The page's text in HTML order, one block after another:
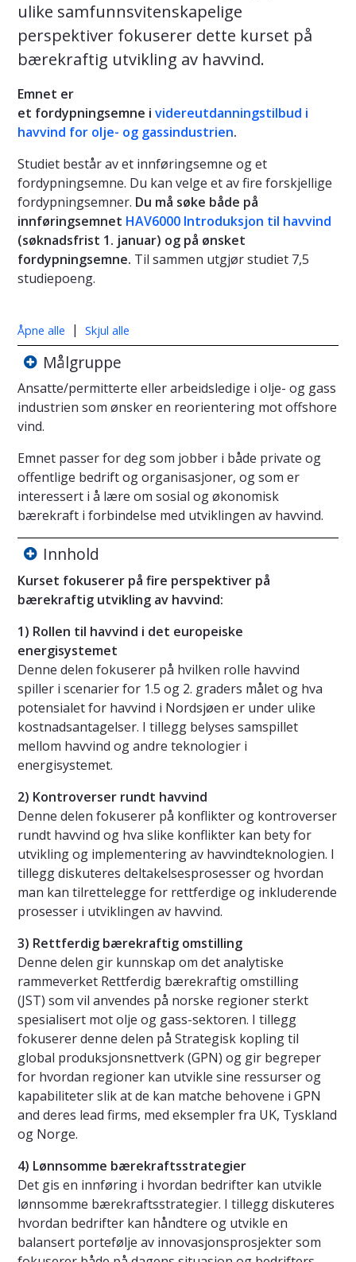
ulike samfunnsvitenskapelige
perspektiver fokuserer dette kurset på
bærekraftig utvikling av havvind.
Emnet er
et fordypningsemne i videreutdanningstilbud i
havvind for olje- og gassindustrien.
Studiet består av et innføringsemne og et
fordypningsemne. Du kan velge et av fire forskjellige
fordypningsemner. Du må søke både på
innføringsemnet HAV6000 Introduksjon til havvind
(søknadsfrist 1. januar) og på ønsket
fordypningsemne. Til sammen utgjør studiet 7,5
studiepoeng.
Åpne alle | Skjul alle
Målgruppe
Ansatte/permitterte eller arbeidsledige i olje- og gass
industrien som ønsker en reorientering mot offshore
vind.
Emnet passer for deg som jobber i både private og
offentlige bedrift og organisasjoner, og som er
interessert i å lære om sosial og økonomisk
bærekraft i forbindelse med utviklingen av havvind.
Innhold
Kurset fokuserer på fire perspektiver på
bærekraftig utvikling av havvind:
1) Rollen til havvind i det europeiske
energisystemet
Denne delen fokuserer på hvilken rolle havvind
spiller i scenarier for 1.5 og 2. graders målet og hva
potensialet for havvind i Nordsjøen er under ulike
kostnadsantagelser. I tillegg belyses samspillet
mellom havvind og andre teknologier i
energisystemet.
2) Kontroverser rundt havvind
Denne delen fokuserer på konflikter og kontroverser
rundt havvind og hva slike konflikter kan bety for
utvikling og implementering av havvindteknologien. I
tillegg diskuteres deltakelsesprosesser og hvordan
man kan tilrettelegge for rettferdige og inkluderende
prosesser i utviklingen av havvind.
3) Rettferdig bærekraftig omstilling
Denne delen gir kunnskap om det analytiske
rammeverket Rettferdig bærekraftig omstilling
(JST) som vil anvendes på norske regioner sterkt
spesialisert mot olje og gass-sektoren. I tillegg
fokuserer denne delen på Strategisk kopling til
global produksjonsnettverk (GPN) og gir begreper
for hvordan regioner kan utvikle sine ressurser og
kapabiliteter slik at de kan matche behovene i GPN
and deres lead firms, med eksempler fra UK, Tyskland
og Norge.
4) Lønnsomme bærekraftsstrategier
Det gis en innføring i hvordan bedrifter kan utvikle
lønnsomme bærekraftsstrategier. I tillegg diskuteres
hvordan bedrifter kan håndtere og utvikle en
balansert portefølje av innovasjonsprosjekter som